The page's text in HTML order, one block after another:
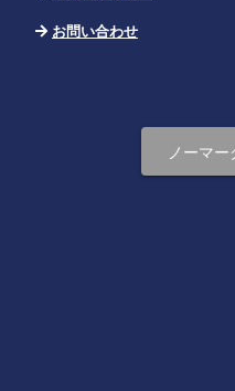
お問い合わせ
ノーマ